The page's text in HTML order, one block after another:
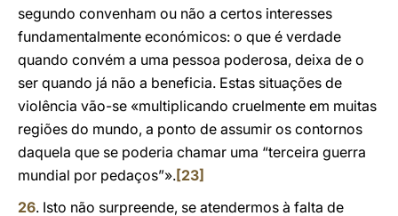
segundo convenham ou não a certos interesses
fundamentalmente económicos: o que é verdade
quando convém a uma pessoa poderosa, deixa de o
ser quando já não a beneficia. Estas situações de
violência vão-se «multiplicando cruelmente em muitas
regiões do mundo, a ponto de assumir os contornos
daquela que se poderia chamar uma “terceira guerra
mundial por pedaços”».[23]
26. Isto não surpreende, se atendermos à falta de